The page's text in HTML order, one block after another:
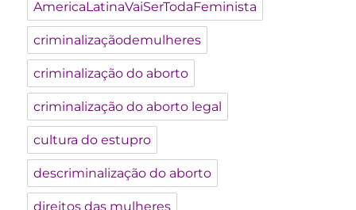
AmericaLatinaVaiSerTodaFeminista
criminalizaçãodemulheres
criminalização do aborto
criminalização do aborto legal
cultura do estupro
descriminalização do aborto
direitos das mulheres